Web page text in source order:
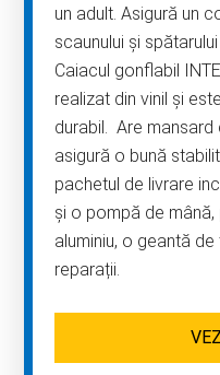
un adult. Asigură un
scaunului și
Caiacul gonflabil
realizat din vinil și
durabil. Are
asigură o bună
pachetul de livrare
și o pompă de
aluminiu, o geantă
reparații.